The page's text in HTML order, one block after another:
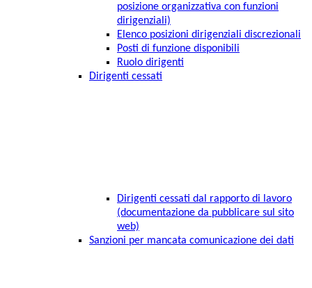
posizione organizzativa con funzioni
dirigenziali)
Elenco posizioni dirigenziali discrezionali
Posti di funzione disponibili
Ruolo dirigenti
Dirigenti cessati
Dirigenti cessati dal rapporto di lavoro
(documentazione da pubblicare sul sito
web)
Sanzioni per mancata comunicazione dei dati